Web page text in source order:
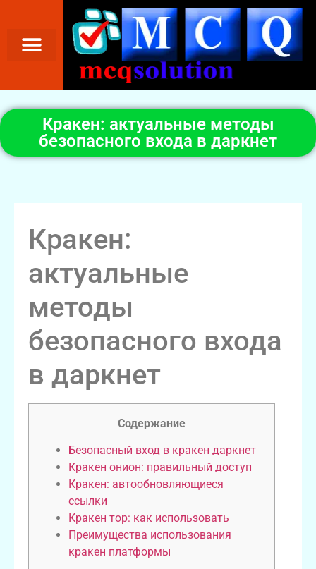
Кракен: актуальные методы
безопасного входа в даркнет
Кракен:
актуальные
методы
безопасного входа
в даркнет
Содержание
Безопасный вход в кракен даркнет
Кракен онион: правильный доступ
Кракен: автообновляющиеся
ссылки
Кракен тор: как использовать
Преимущества использования
кракен платформы